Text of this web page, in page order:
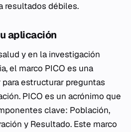
resultados débiles.
aplicación
y en la investigación
el marco PICO es una
estructurar preguntas
PICO es un acrónimo que
clave: Población,
y Resultado. Este marco